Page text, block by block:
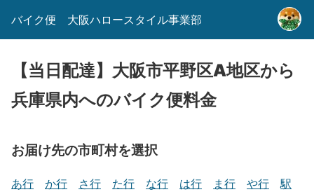
バイク便 大阪ハロースタイル事業部
【当日配達】大阪市平野区A地区から
兵庫県内へのバイク便料金
お届け先の市町村を選択
あ行 か行 さ行 た行 な行 は行 ま行 や行 駅